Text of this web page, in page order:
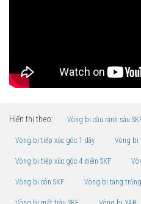
Hiển thị theo: Vòng bi cầu rãnh sâu
Vòng bi tiếp xúc góc 1 dãy Vòng bi
Vòng bi tiếp xúc góc 4 điểm SKF
Vòng bi côn SKF Vòng bi tang trống